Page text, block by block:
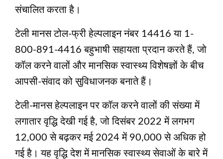
संचालित करता है।
टेली मानस टोल-फ्री हेल्पलाइन नंबर 14416 या 1-
800-891-4416 बहुभाषी सहायता प्रदान करते हैं, जो
कॉल करने वालों और मानसिक स्वास्थ्य विशेषज्ञों के बीच
आपसी-संवाद को सुविधाजनक बनाते हैं।
टेली-मानस हेल्पलाइन पर कॉल करने वालों की संख्या में
लगातार वृद्धि देखी गई है, जो दिसंबर 2022 में लगभग
12,000 से बढ़कर मई 2024 में 90,000 से अधिक हो
गई है। यह वृद्धि देश में मानसिक स्वास्थ्य सेवाओं के बारे में